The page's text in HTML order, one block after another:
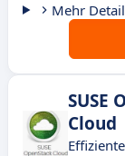
Mehr
SUSE
Cloud